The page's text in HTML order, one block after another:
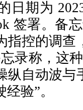
日期为
签署。备
指控的调查
录称，这
纵自动波与
验”。